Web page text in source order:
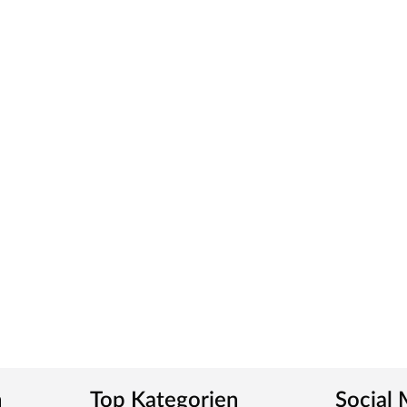
Top Kategorien Social